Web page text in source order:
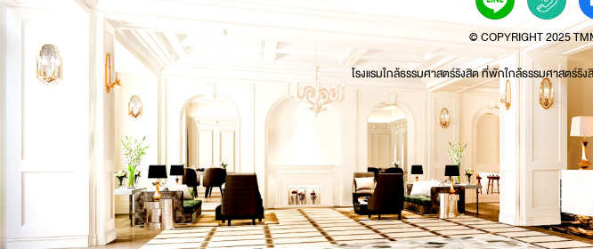
© COPYRIGHT 2025
โรงแรมใกล้ธรรมศาสตร์รังสิต ที่พักใกล้ธรรมศาสตร์รั